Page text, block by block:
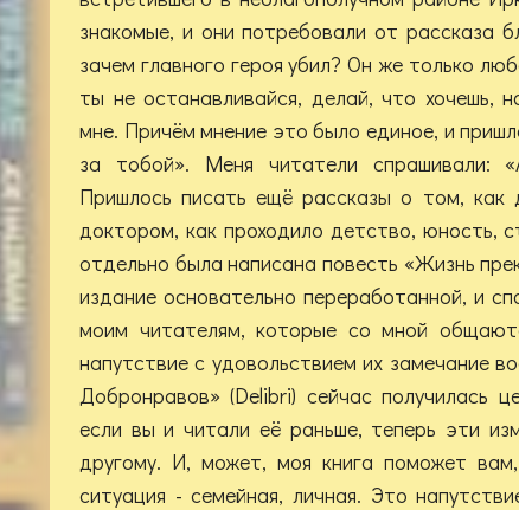
знакомые, и они потребовали от рассказа
зачем главного героя убил? Он же только
ты не останавливайся, делай, что хочешь,
мне. Причём мнение это было единое, и
за тобой». Меня читатели спрашивали:
Пришлось писать ещё рассказы о том, как
доктором, как проходило детство, юность,
отдельно была написана повесть «Жизнь
издание основательно переработанной, и
моим читателям, которые со мной
напутствие с удовольствием их замечание
Добронравов» (Delibri) сейчас получилась
если вы и читали её раньше, теперь эти
другому. И, может, моя книга поможет
ситуация - семейная, личная. Это